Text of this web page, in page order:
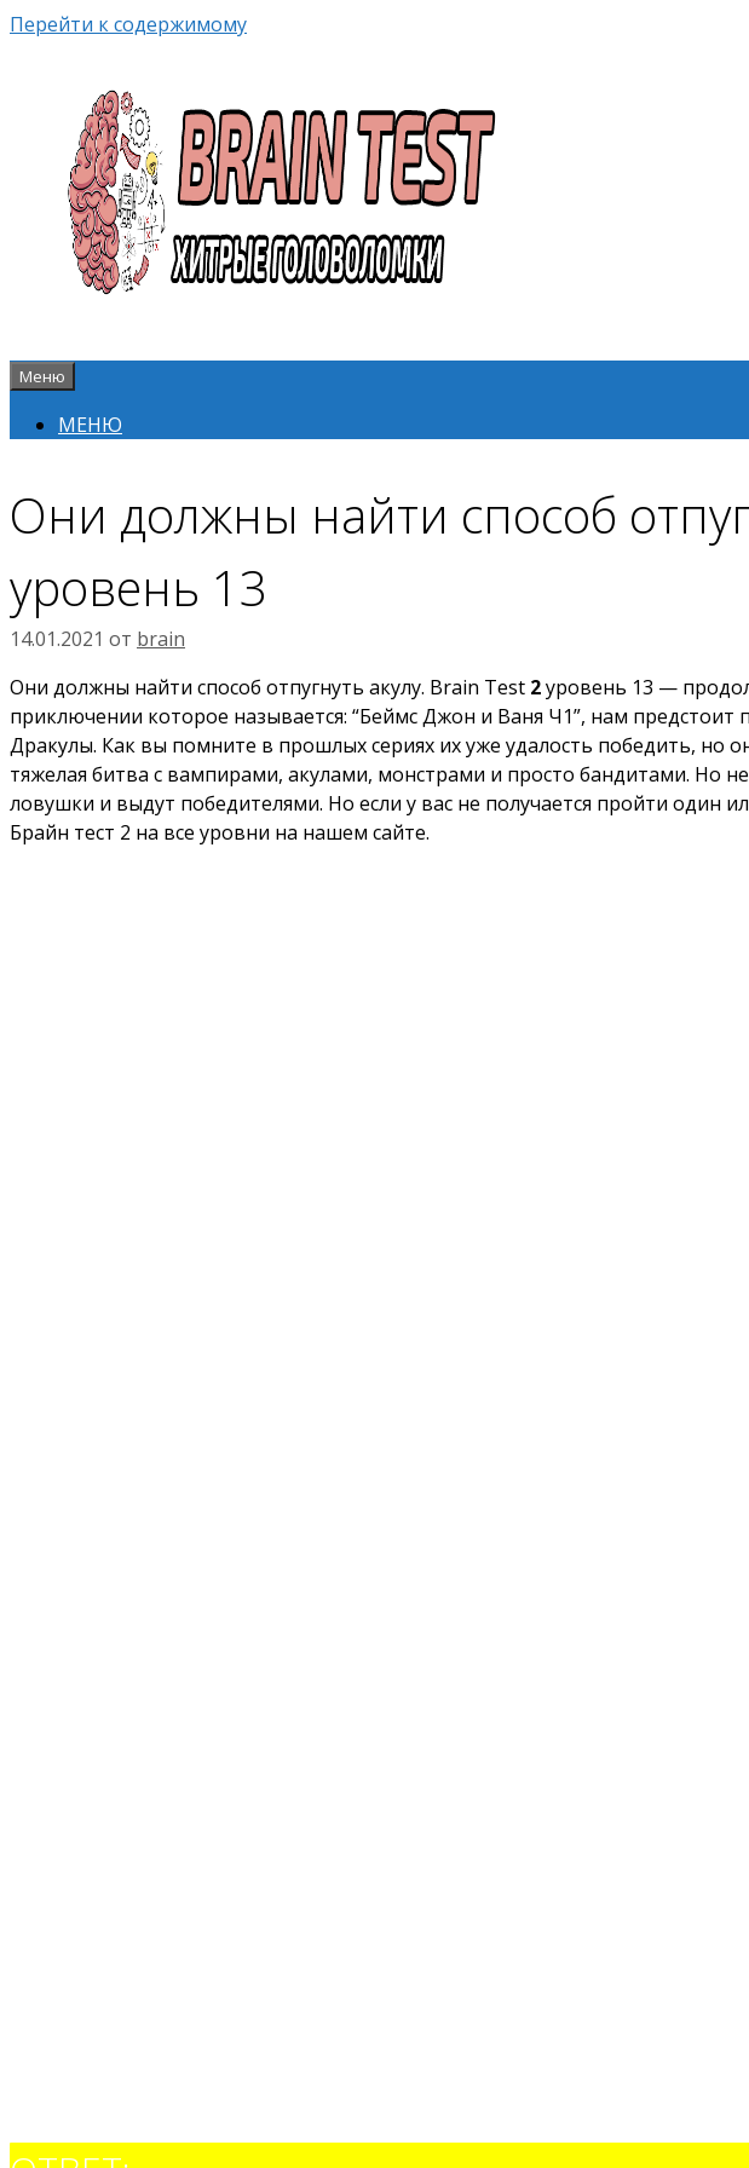
Перейти к содержимому
Меню
МЕНЮ
Они должны найти способ
уровень 13
14.01.2021 от brain
Они должны найти способ отпугнуть акулу. Brain Test 2уровень 13 —
приключении которое называется: “Беймс Джон и Ваня Ч1”, нам предстоит
Дракулы. Как вы помните в прошлых сериях их уже удалость победить, но
тяжелая битва с вампирами, акулами, монстрами и просто бандитами. Но
ловушки и выдут победителями. Но если у вас не получается пройти один
Брайн тест 2 на все уровни на нашем сайте.